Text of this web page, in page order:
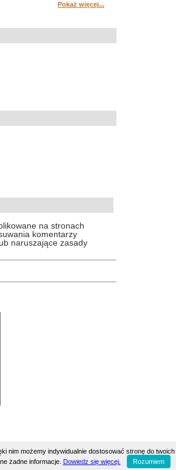
Pokaż więcej...
na stronach
komentarzy
naruszające zasady
uwagi prosimy zgłaszać pod adresem eddy@heh.pl
możemy indywidualnie dostosować stronę do
żadne informacje. Dowiedz się więcej. Rozumiem